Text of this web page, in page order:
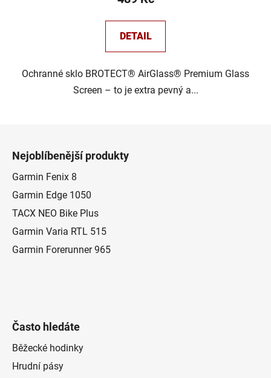
DETAIL
Ochranné sklo BROTECT® AirGlass® Premium Glass
Screen – to je extra pevný a...
Nejoblíbenější produkty
Garmin Fenix 8
Garmin Edge 1050
TACX NEO Bike Plus
Garmin Varia RTL 515
Garmin Forerunner 965
Často hledáte
Běžecké hodinky
Hrudní pásy